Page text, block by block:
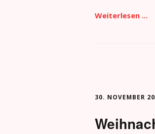
Weiterlesen ...
30. NOVEMBER